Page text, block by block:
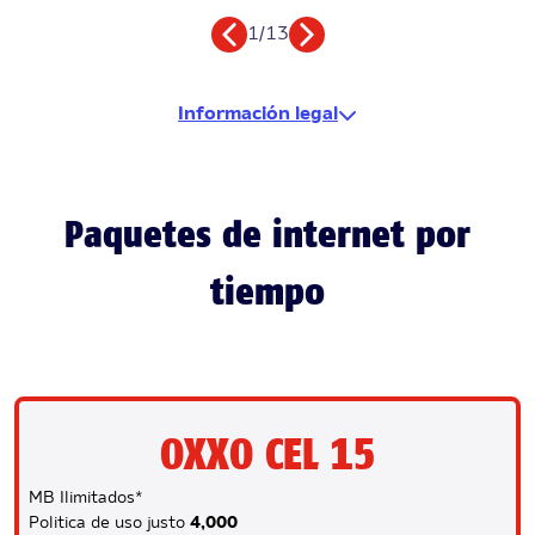
1/13
Información legal
Paquetes de internet por
tiempo
OXXO CEL 15
MB Ilimitados*
Politica de uso justo 4,000